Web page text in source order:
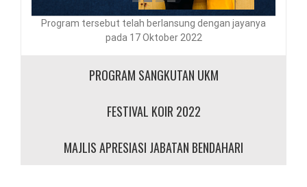
Program tersebut telah berlansung dengan jayanya
pada 17 Oktober 2022
PROGRAM SANGKUTAN UKM
FESTIVAL KOIR 2022
MAJLIS APRESIASI JABATAN BENDAHARI